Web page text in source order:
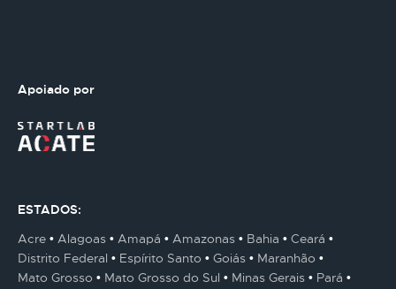
Apoiado por
ESTADOS:
Acre
Alagoas Amapá Amazonas Bahia
Ceará
Distrito Federal
Espírito Santo Goiás
Maranhão
Mato Grosso
Mato Grosso do Sul Minas Gerais
Pará